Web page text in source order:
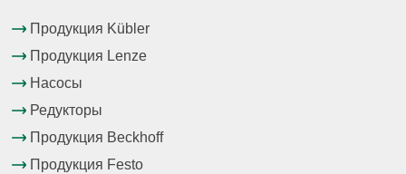
Продукция Kübler
Продукция Lenze
Насосы
Редукторы
Продукция Beckhoff
Продукция Festo